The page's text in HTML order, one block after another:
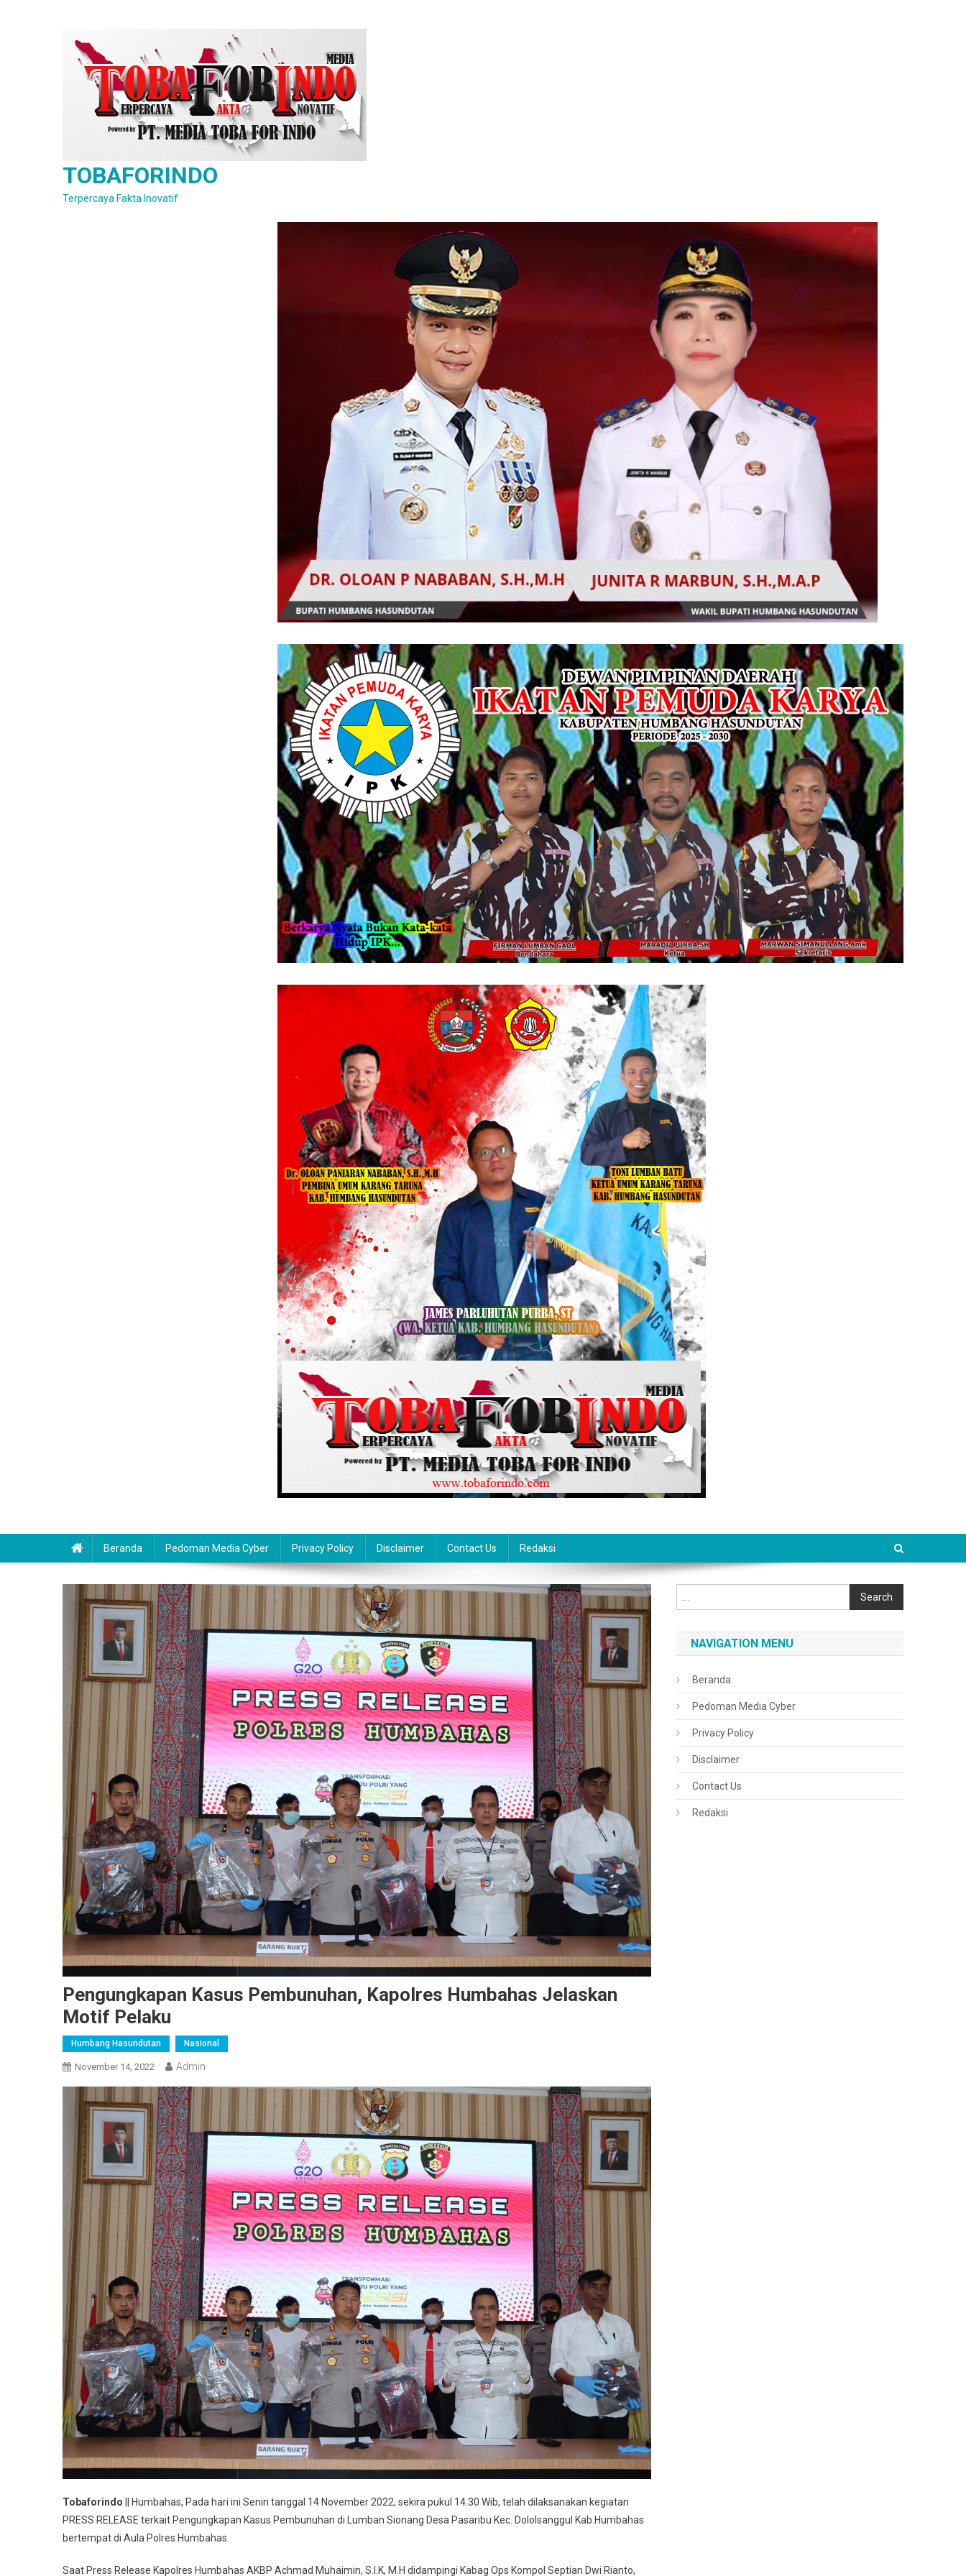
TOBAFORINDO
Terpercaya Fakta Inovatif
Beranda Pedoman Media Cyber Privacy Policy Disclaimer Contact Us Redaksi
Pengungkapan Kasus Pembunuhan, Kapolres Humbahas Jelaskan
Motif Pelaku
Humbang Hasundutan Nasional
November 14, 2022 Admin
Tobaforindo || Humbahas, Pada hari ini Senin tanggal 14 November 2022, sekira pukul 14.30 Wib, telah dilaksanakan kegiatan
PRESS RELEASE terkait Pengungkapan Kasus Pembunuhan di Lumban Sionang Desa Pasaribu Kec. Dololsanggul Kab.Humbahas
bertempat di Aula Polres Humbahas.
Saat Press Release Kapolres Humbahas AKBP Achmad Muhaimin, S.I.K, M.H didampingi Kabag Ops Kompol Septian Dwi Rianto,
Search
NAVIGATION MENU
Beranda
Pedoman Media Cyber
Privacy Policy
Disclaimer
Contact Us
Redaksi